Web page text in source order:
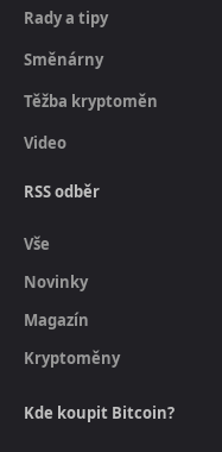
Rady a tipy
Směnárny
Těžba kryptoměn
Video
RSS odběr
Vše
Novinky
Magazín
Kryptoměny
Kde koupit Bitcoin?